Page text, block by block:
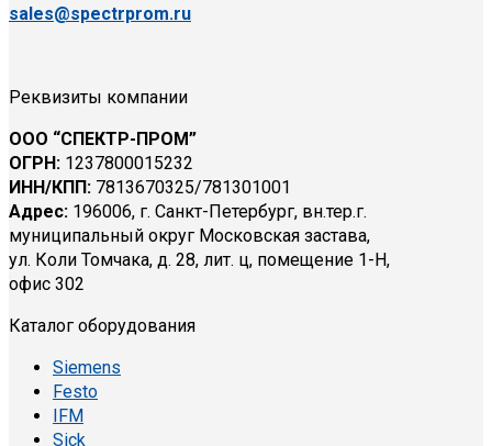
sales@spectrprom.ru
Реквизиты компании
ООО “СПЕКТР-ПРОМ”
ОГРН: 1237800015232
ИНН/КПП: 7813670325/781301001
Адрес: 196006, г. Санкт-Петербург, вн.тер.г.
муниципальный округ Московская застава,
ул. Коли Томчака, д. 28, лит. ц, помещение 1-Н,
офис 302
Каталог оборудования
Siemens
Festo
IFM
Sick